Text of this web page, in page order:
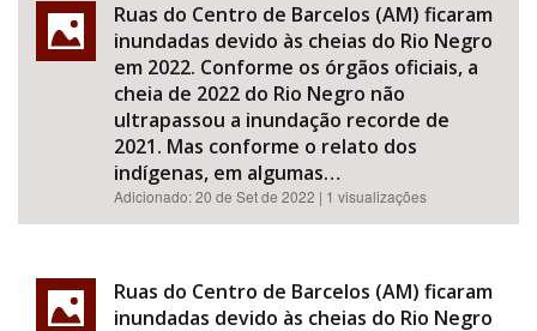
Ruas do Centro de Barcelos (AM) ficaram
inundadas devido às cheias do Rio Negro
em 2022. Conforme os órgãos oficiais, a
cheia de 2022 do Rio Negro não
ultrapassou a inundação recorde de
2021. Mas conforme o relato dos
indígenas, em algumas…
Adicionado:20 de Set de 2022 | 1 visualizações
Ruas do Centro de Barcelos (AM) ficaram
inundadas devido às cheias do Rio Negro